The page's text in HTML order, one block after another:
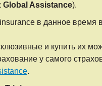
Global Assistance).
в данное время
и купить их
у самого
.